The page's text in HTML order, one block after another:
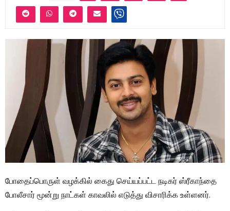
போதைப்பொருள் வழக்கில் கைது செய்யப்பட்ட நடிகர் ஸ்ரீகாந்தை
போலீசார் மூன்று நாட்கள் காவலில் எடுத்து விசாரிக்க உள்ளனர்.